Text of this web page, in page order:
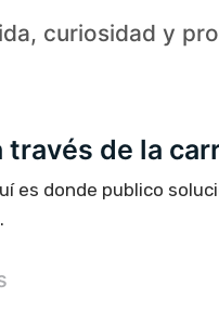
curiosidad y
través de la
es donde publico